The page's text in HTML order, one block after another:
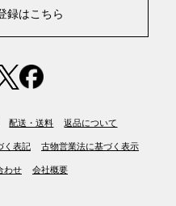
録はこちら
配送・送料 返品について
く表記 古物営業法に基づく表示
わせ 会社概要